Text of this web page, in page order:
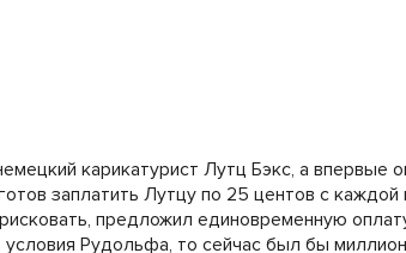
карикатурист Лутц Бэкс, а впервые
заплатить Лутцу по 25 центов с каждой
предложил единовременную
условия Рудольфа, то сейчас был бы